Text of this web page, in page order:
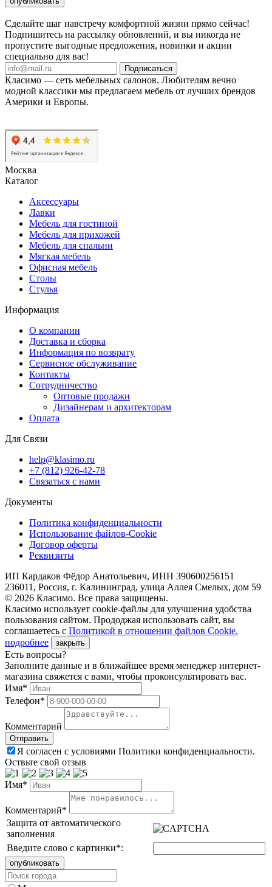
Сделайте шаг навстречу комфортной жизни прямо сейчас!
Подпишитесь на рассылку обновлений, и вы никогда не
пропустите выгодные предложения, новинки и акции
специально для вас!
Подписаться
Класимо — cеть мебельных салонов. Любителям вечно
модной классики мы предлагаем мебель от лучших брендов
Америки и Европы.
Москва
Каталог
Аксессуары
Лавки
Мебель для гостиной
Мебель для прихожей
Мебель для спальни
Мягкая мебель
Офисная мебель
Столы
Стулья
Информация
О компании
Доставка и сборка
Информация по возврату
Сервисное обслуживание
Контакты
Сотрудничество
Оптовые продажи
Дизайнерам и архитекторам
Оплата
Для Связи
help@klasimo.ru
+7 (812) 926-42-78
Связаться с нами
Документы
Политика конфиденциальности
Использование файлов-Cookie
Договор оферты
Реквизиты
ИП Кардаков Фёдор Анатольевич, ИНН 390600256151
236011, Россия, г. Калининград, улица Аллея Смелых, дом 59
© 2026 Класимо. Все права защищены.
Класимо использует cookie-файлы для улучшения удобства
пользования сайтом. Прододжая использовать сайт, вы
соглашаетесь с Политикой в отношении файлов Сookie.
подробнее
закрыть
Есть вопросы?
Заполните данные и в ближайшее время менеджер интернет-
магазина свяжется с вами, чтобы проконсультировать вас.
Имя*
Телефон*
Комментарий
Я согласен с условиями Политики конфиденциальности.
Оствьте свой отзыв
Имя*
Комментарий*
Защита от автоматического
заполнения
Введите слово с картинки*: